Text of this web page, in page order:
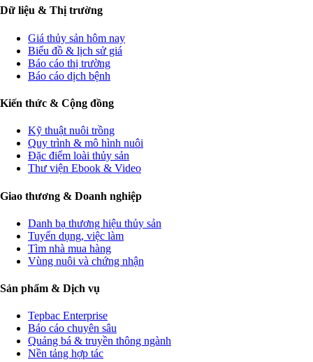
Dữ liệu & Thị trường
Giá thủy sản hôm nay
Biểu đồ & lịch sử giá
Báo cáo thị trường
Báo cáo dịch bệnh
Kiến thức & Cộng đồng
Kỹ thuật nuôi trồng
Quy trình & mô hình nuôi
Đặc điểm loài thủy sản
Thư viện Ebook & Video
Giao thương & Doanh nghiệp
Danh bạ thương hiệu thủy sản
Tuyển dụng, việc làm
Tìm nhà mua hàng
Vùng nuôi và chứng nhận
Sản phẩm & Dịch vụ
Tepbac Enterprise
Báo cáo chuyên sâu
Quảng bá & truyền thông ngành
Nền tảng hợp tác